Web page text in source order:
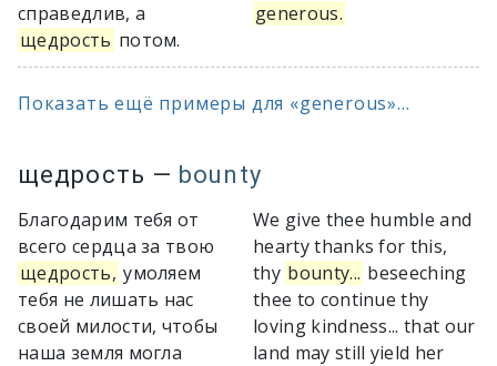
справедлив, а
щедрость потом.
generous.
Показать ещё примеры для «generous»...
щедрость — bounty
Благодарим тебя от
всего сердца за твою
щедрость, умоляем
тебя не лишать нас
своей милости, чтобы
наша земля могла
We give thee humble and
hearty thanks for this,
thy bounty... beseeching
thee to continue thy
loving kindness... that our
land may still yield her